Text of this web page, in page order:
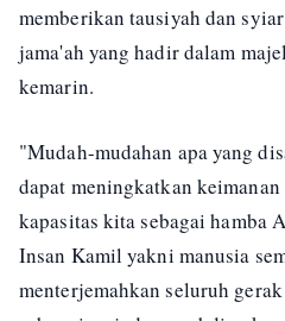
memberikan tausiyah dan
jama'ah yang hadir dalam
kemarin.
"Mudah-mudahan apa yang
dapat meningkatkan
kapasitas kita sebagai hamba
Insan Kamil yakni manusia
menterjemahkan seluruh